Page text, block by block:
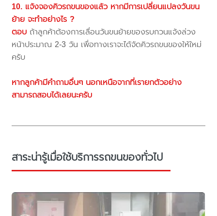
10. แจ้งจองคิวรถขนของแล้ว หากมีการเปลี่ยนแปลงวันขน
ย้าย จะทำอย่างไร ?
ตอบ ถ้าลูกค้าต้องการเลื่อนวันขนย้ายของรบกวนแจ้งล่วง
หน้าประมาณ 2-3 วัน เพื่อทางเราจะได้จัดคิวรถขนของให้ใหม่
ครับ
หากลูกค้ามีคำถามอื่นๆ นอกเหนือจากที่เรายกตัวอย่าง
สามารถสอบได้เลยนะครับ
สาระน่ารู้เมื่อใช้บริการรถขนของทั่วไป